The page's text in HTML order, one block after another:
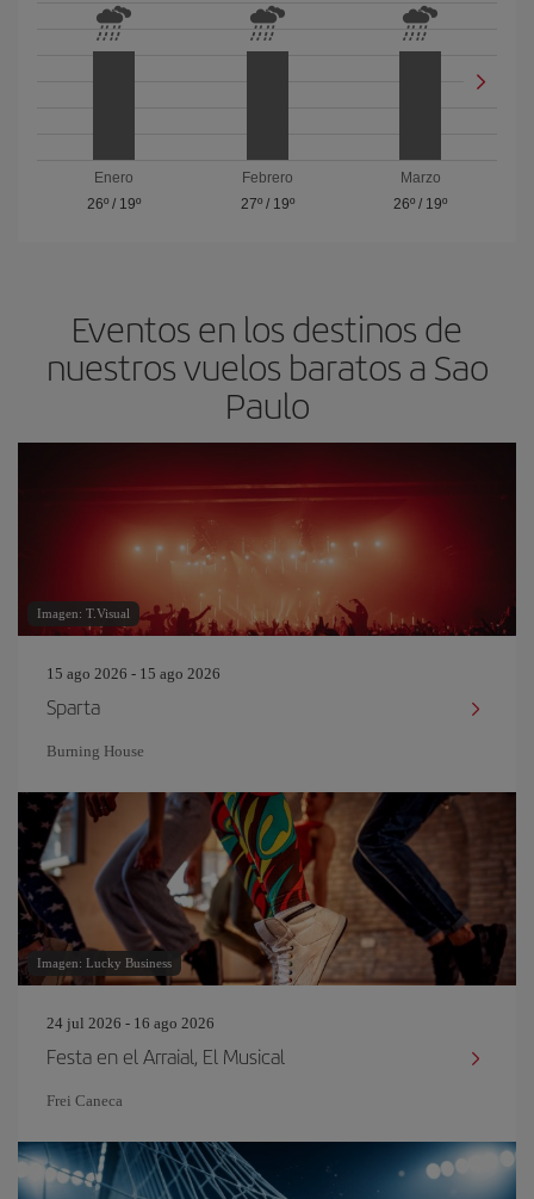
Enero
26º/ 19º
Febrero
27º/ 19º
Marzo
26º / 19º
Eventos en los destinos de
nuestros vuelos baratos a Sao
Paulo
Imagen: T.Visual
15 ago 2026 - 15 ago 2026
Sparta
Burning House
Imagen: Lucky Business
24 jul 2026 - 16 ago 2026
Festa en el Arraial, El Musical
Frei Caneca